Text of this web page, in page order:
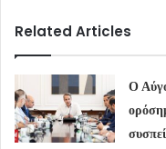
Related Articles
Ο